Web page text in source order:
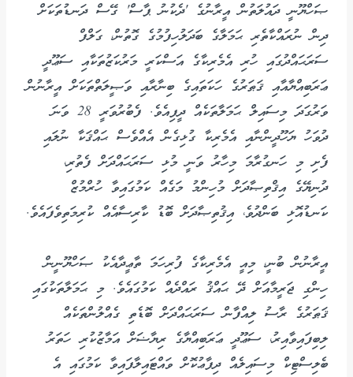
ޞަހްޔޫނީ ދައުލަތުން އީރާނުގެ 'ދެކުނު ޕާސް' ގޭސް ދަނޑުތަކަށް
ދިން ނުރައްކާތެރި ޙަމަލާގެ ބަދަލުހިފުމުގެ ގޮތުން، ގަލްފް
ސަރަޙައްދުގައި ހުރި އެމެރިކާގެ އަސްކަރީ މަރުކަޒުތަކާއި ސަޢޫދީ
ޢަރަބިއްޔާއާއި ޤަޠަރުގެ ހަކަތައިގެ ބިނާރާއި ވަޞީލަތްތަކަށް އީރާނުން
ވަރުގަދަ މިސައިލް ޙަމަލާތަކެއް ދީފިއެވެ. ފެބުރުވަރީ 28 ވަނަ
ދުވަހު ޔަހޫދީންނާއި އެމެރިކާ ގުޅިގެން އެއްވެސް ޙައްޤަކާ ނުލައި
ފެށި މި ހަނގުރާމަ މިހާރު ވަނީ މުޅި ސަރަޙައްދަށް ފެތުރި،
ދުނިޔޭގެ އިޤްތިޞާދަށް މުހިންމު މަގެއް ކަމުގައިވާ ހުރްމުޒް
ކަނޑުއޮޅި ބަންދުވެ، އިޤުތިޞާދަށް ބޮޑު ކާރިސާއެއް ކުރިމަތިވެފައެވެ.
އީރާނުން ބުނީ، މިއީ އެމެރިކާގެ ފުރިހަމަ ތާޢީދާއެކު ޞަހްޔޫނީން
ހިންގި ޖަރީމާއަށް ދޭ ޙައްޤު ރައްދެއް ކަމުގައެވެ. މި ޙަމަލާތަކުގައި
ޤަޠަރުގެ ރާސު ލިއްފާން ސަރަޙައްދަށް ބޮޑެތި ގެއްލުންތަކެއް
ލިބިފައިވާއިރު، ސަޢޫދީ ޢަރަބިއްޔާގެ ރިޔާޟަށް އަމާޒުކުރި ހަތަރު
ބެލިސްޓިކް މިސައިލެއް ދިފާޢުކޮށް ވައްޓައިލާފައިވާ ކަމުގައި އެ